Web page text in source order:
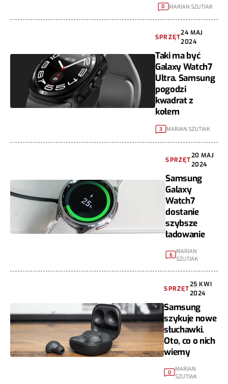
0 MARIAN SZUTIAK
SPRZĘT
24 MAJ
2024
Taki ma być
Galaxy Watch7
Ultra. Samsung
pogodzi
kwadrat z
kołem
3 MARIAN SZUTIAK
SPRZĘT
20 MAJ
2024
Samsung
Galaxy
Watch7
dostanie
szybsze
ładowanie
6
MARIAN
SZUTIAK
SPRZĘT
25 KWI
2024
Samsung
szykuje nowe
słuchawki.
Oto, co o nich
wiemy
0
MARIAN
SZUTIAK